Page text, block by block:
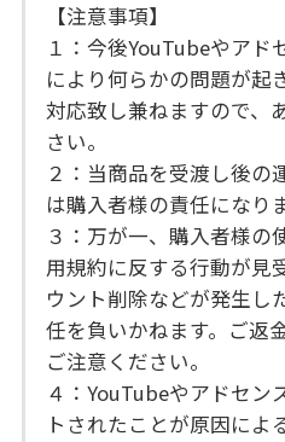
【注意事項】
１：今後YouTubeやアド
により何らかの問題が起
対応致し兼ねますので、
さい。
２：当商品を受渡し後の
は購入者様の責任になりま
３：万が一、購入者様の
用規約に反する行動が見
ウント削除などが発生し
任を負いかねます。ご返
ご注意ください。
４：YouTubeやアドセン
トされたことが原因によ